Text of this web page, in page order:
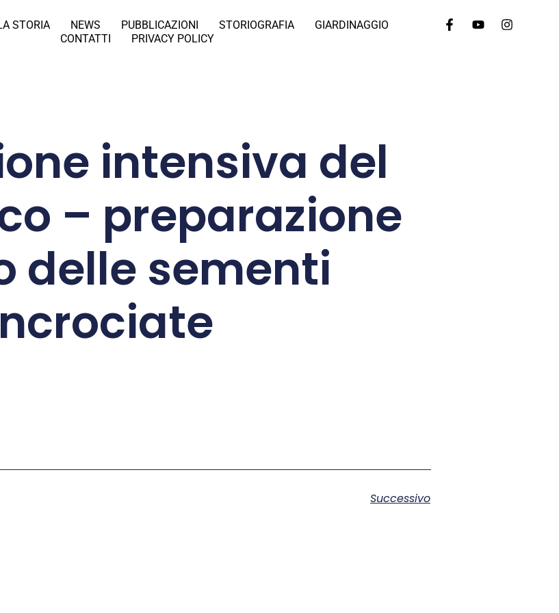
STORIA NEWS PUBBLICAZIONI STORIOGRAFIA
GIARDINAGGIO
CONTATTI
PRIVACY POLICY
intensiva del
– preparazione
delle sementi
Successivo